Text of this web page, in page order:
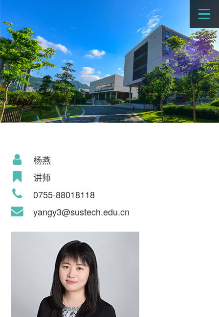
杨燕
讲师
0755-88018118
yangy3@sustech.edu.cn